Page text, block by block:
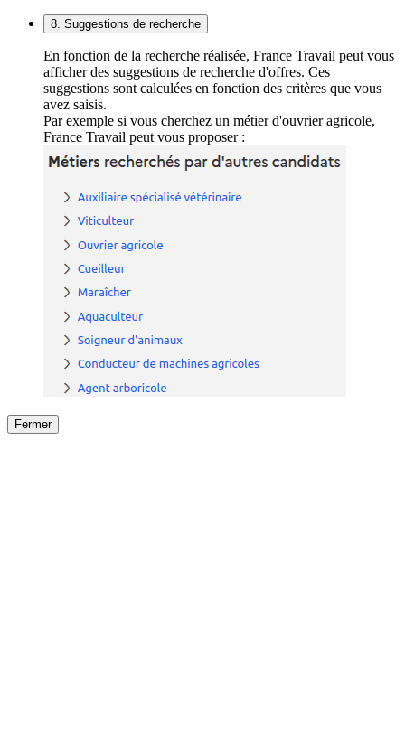
8. Suggestions de recherche
En fonction de la recherche réalisée, France Travail peut vous
afficher des suggestions de recherche d'offres. Ces
suggestions sont calculées en fonction des critères que vous
avez saisis.
Par exemple si vous cherchez un métier d'ouvrier agricole,
France Travail peut vous proposer :
Fermer